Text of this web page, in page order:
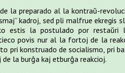
la preparado al la kontraŭ-
kadroj, sed pli malfrue
estis la postulado por restaŭri
povis nur al la fortoj de la
pri konstruado de socialismo, pri
de la burĝa kaj etburĝa reakcioj.